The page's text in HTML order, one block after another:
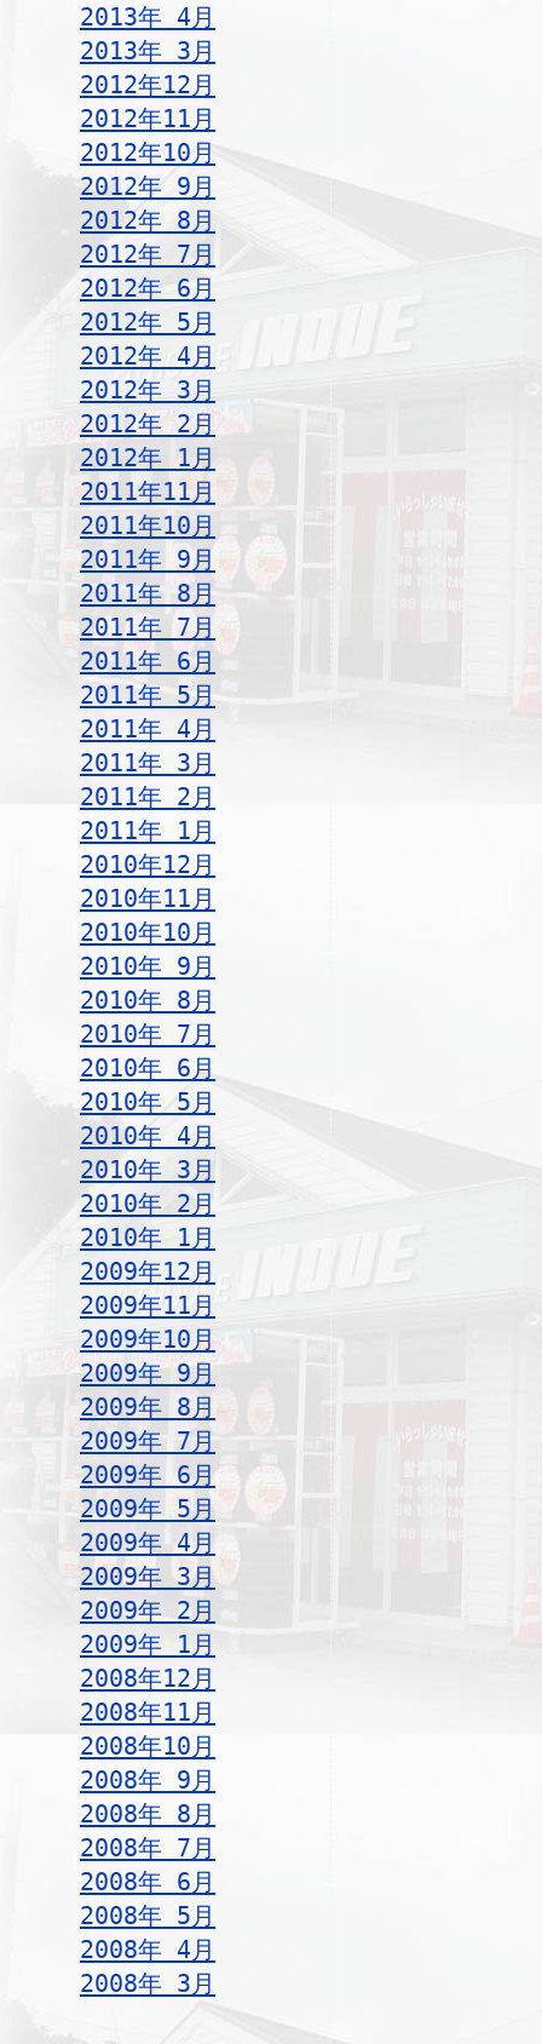
2013年 4月
2013年 3月
2012年12月
2012年11月
2012年10月
2012年 9月
2012年 8月
2012年 7月
2012年 6月
2012年 5月
2012年 4月
2012年 3月
2012年 2月
2012年 1月
2011年11月
2011年10月
2011年 9月
2011年 8月
2011年 7月
2011年 6月
2011年 5月
2011年 4月
2011年 3月
2011年 2月
2011年 1月
2010年12月
2010年11月
2010年10月
2010年 9月
2010年 8月
2010年 7月
2010年 6月
2010年 5月
2010年 4月
2010年 3月
2010年 2月
2010年 1月
2009年12月
2009年11月
2009年10月
2009年 9月
2009年 8月
2009年 7月
2009年 6月
2009年 5月
2009年 4月
2009年 3月
2009年 2月
2009年 1月
2008年12月
2008年11月
2008年10月
2008年 9月
2008年 8月
2008年 7月
2008年 6月
2008年 5月
2008年 4月
2008年 3月